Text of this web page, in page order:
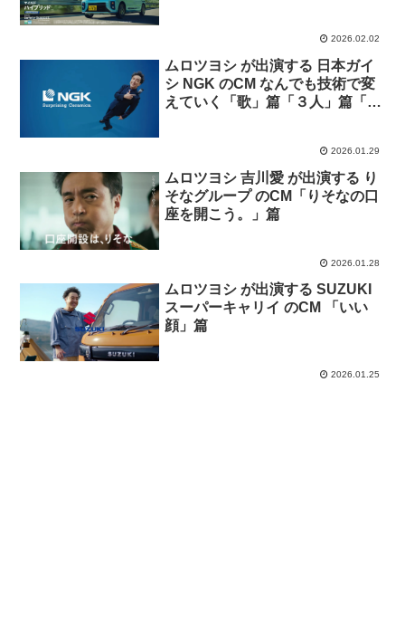
2026.02.02
ムロツヨシ が出演する 日本ガイ
シ NGK のCM なんでも技術で変
えていく「歌」篇「３人」篇「事
2026.01.29
ムロツヨシ 吉川愛 が出演する り
そなグループ のCM「りそなの口
座を開こう。」篇
2026.01.28
ムロツヨシ が出演する SUZUKI
スーパーキャリイ のCM 「いい
顔」篇
2026.01.25